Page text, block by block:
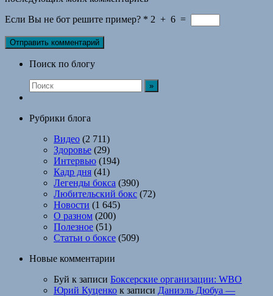
Если Вы не бот решите пример? * 2 + 6 =
Поиск по блогу
Рубрики блога
Видео (2 711)
Здоровье (29)
Интервью (194)
Кадр дня (41)
Легенды бокса (390)
Любительский бокс (72)
Новости (1 645)
О разном (200)
Полезное (51)
Статьи о боксе (509)
Новые комментарии
Буй к записи Боксерские организации: WBO
Юрий Куценко к записи Даниэль Дюбуа —